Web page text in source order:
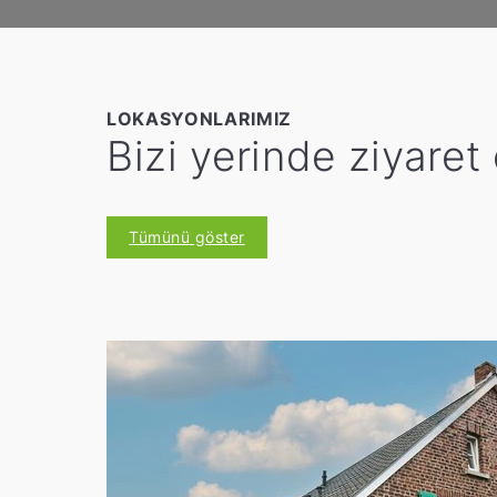
LOKASYONLARIMIZ
Bizi yerinde ziyaret
Tümünü göster